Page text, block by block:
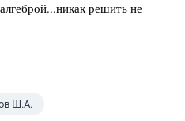
решить не
Ш.А.